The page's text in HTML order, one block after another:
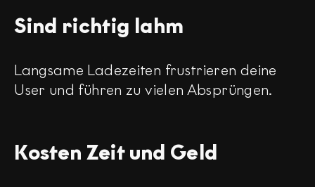
Sind richtig lahm
Langsame Ladezeiten frustrieren deine
User und führen zu vielen Absprüngen.
Kosten Zeit und Geld